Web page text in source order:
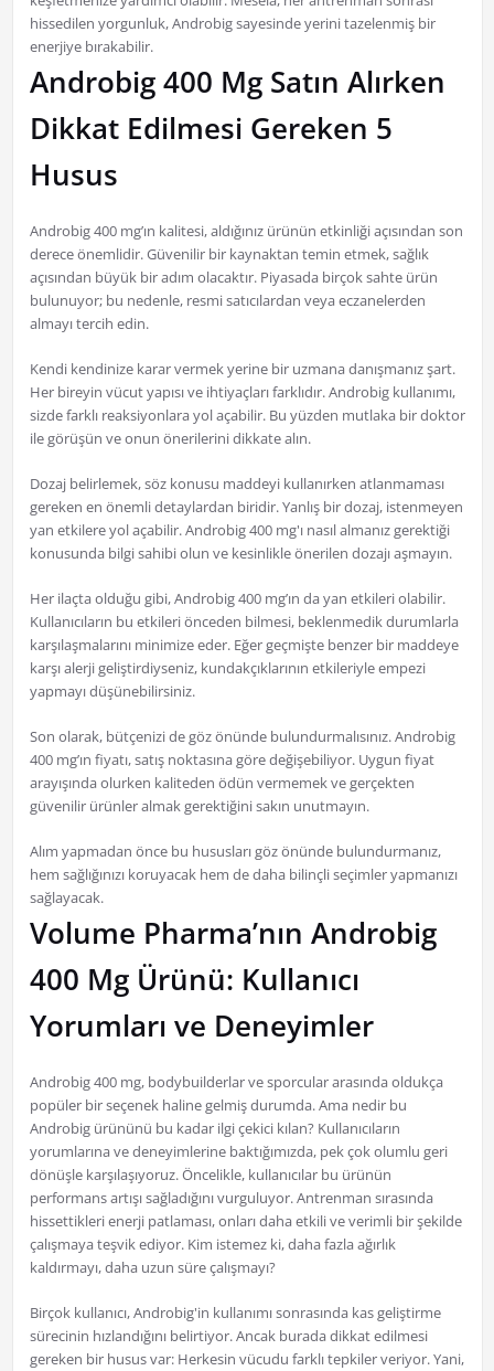
hissedilen yorgunluk, Androbig sayesinde yerini tazelenmiş bir
enerjiye bırakabilir.
Androbig 400 Mg Satın Alırken
Dikkat Edilmesi Gereken 5
Husus
Androbig 400 mg’ın kalitesi, aldığınız ürünün etkinliği açısından son
derece önemlidir. Güvenilir bir kaynaktan temin etmek, sağlık
açısından büyük bir adım olacaktır. Piyasada birçok sahte ürün
bulunuyor; bu nedenle, resmi satıcılardan veya eczanelerden
almayı tercih edin.
Kendi kendinize karar vermek yerine bir uzmana danışmanız şart.
Her bireyin vücut yapısı ve ihtiyaçları farklıdır. Androbig kullanımı,
sizde farklı reaksiyonlara yol açabilir. Bu yüzden mutlaka bir doktor
ile görüşün ve onun önerilerini dikkate alın.
Dozaj belirlemek, söz konusu maddeyi kullanırken atlanmaması
gereken en önemli detaylardan biridir. Yanlış bir dozaj, istenmeyen
yan etkilere yol açabilir. Androbig 400 mg'ı nasıl almanız gerektiği
konusunda bilgi sahibi olun ve kesinlikle önerilen dozajı aşmayın.
Her ilaçta olduğu gibi, Androbig 400 mg’ın da yan etkileri olabilir.
Kullanıcıların bu etkileri önceden bilmesi, beklenmedik durumlarla
karşılaşmalarını minimize eder. Eğer geçmişte benzer bir maddeye
karşı alerji geliştirdiyseniz, kundakçıklarının etkileriyle empezi
yapmayı düşünebilirsiniz.
Son olarak, bütçenizi de göz önünde bulundurmalısınız. Androbig
400 mg’ın fiyatı, satış noktasına göre değişebiliyor. Uygun fiyat
arayışında olurken kaliteden ödün vermemek ve gerçekten
güvenilir ürünler almak gerektiğini sakın unutmayın.
Alım yapmadan önce bu hususları göz önünde bulundurmanız,
hem sağlığınızı koruyacak hem de daha bilinçli seçimler yapmanızı
sağlayacak.
Volume Pharma’nın Androbig
400 Mg Ürünü: Kullanıcı
Yorumları ve Deneyimler
Androbig 400 mg, bodybuilderlar ve sporcular arasında oldukça
popüler bir seçenek haline gelmiş durumda. Ama nedir bu
Androbig ürününü bu kadar ilgi çekici kılan? Kullanıcıların
yorumlarına ve deneyimlerine baktığımızda, pek çok olumlu geri
dönüşle karşılaşıyoruz. Öncelikle, kullanıcılar bu ürünün
performans artışı sağladığını vurguluyor. Antrenman sırasında
hissettikleri enerji patlaması, onları daha etkili ve verimli bir şekilde
çalışmaya teşvik ediyor. Kim istemez ki, daha fazla ağırlık
kaldırmayı, daha uzun süre çalışmayı?
Birçok kullanıcı, Androbig'in kullanımı sonrasında kas geliştirme
sürecinin hızlandığını belirtiyor. Ancak burada dikkat edilmesi
gereken bir husus var: Herkesin vücudu farklı tepkiler veriyor. Yani,